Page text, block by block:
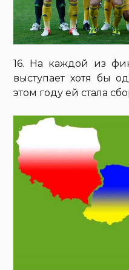
16. На каждой из
выступает хотя бы
этом году ей стала